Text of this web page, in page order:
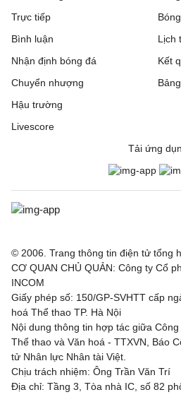
Trực tiếp
Bình luận
Nhận định bóng đá
Chuyển nhượng
Hậu trường
Livescore
Lịch
Kết
Tải ứng
© 2006. Trang thông tin điện tử tổng
CƠ QUAN CHỦ QUẢN: Công ty Cổ
INCOM
Giấy phép số: 150/GP-SVHTT cấp
hoá Thể thao TP. Hà Nội
Nội dung thông tin hợp tác giữa
Thể thao và Văn hoá - TTXVN, Báo
tử Nhân lực Nhân tài Việt.
Chịu trách nhiệm: Ông Trần Văn Trí
Địa chỉ: Tầng 3, Tòa nhà IC, số 82